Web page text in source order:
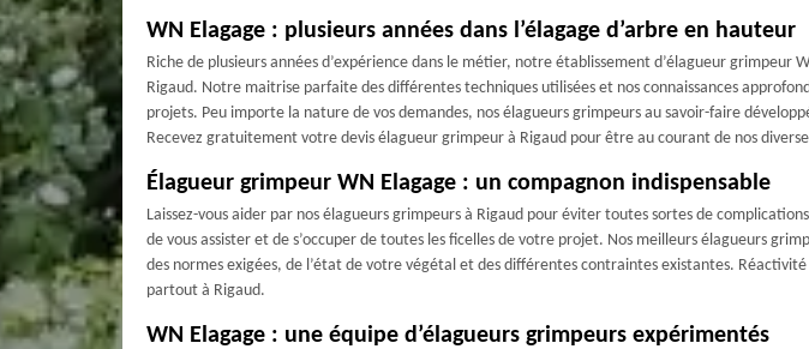
WN Elagage : plusieurs années dans l’élagage d’arbre en hauteur
Riche de plusieurs années d’expérience dans le métier, notre établissement d’élagueur
Rigaud. Notre maitrise parfaite des différentes techniques utilisées et nos connaissances
projets. Peu importe la nature de vos demandes, nos élagueurs grimpeurs au savoir-faire
Recevez gratuitement votre devis élagueur grimpeur à Rigaud pour être au courant de nos
Élagueur grimpeur WN Elagage : un compagnon indispensable
Laissez-vous aider par nos élagueurs grimpeurs à Rigaud pour éviter toutes sortes de
de vous assister et de s’occuper de toutes les ficelles de votre projet. Nos meilleurs élagueurs
des normes exigées, de l’état de votre végétal et des différentes contraintes existantes.
partout à Rigaud.
WN Elagage : une équipe d’élagueurs grimpeurs expérimentés